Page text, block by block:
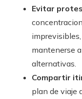
Evitar
mantenerse
alternativas.
Compartir
plan de viaje